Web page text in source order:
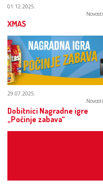
01.12.2025.
Novosti
XMAS
29.07.2025.
Novosti
Dobitnici Nagradne igre
„Počinje zabava“